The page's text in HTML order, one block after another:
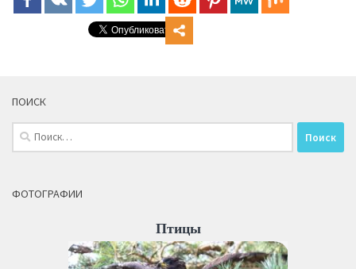
ПОИСК
Найти:
ФОТОГРАФИИ
Птицы